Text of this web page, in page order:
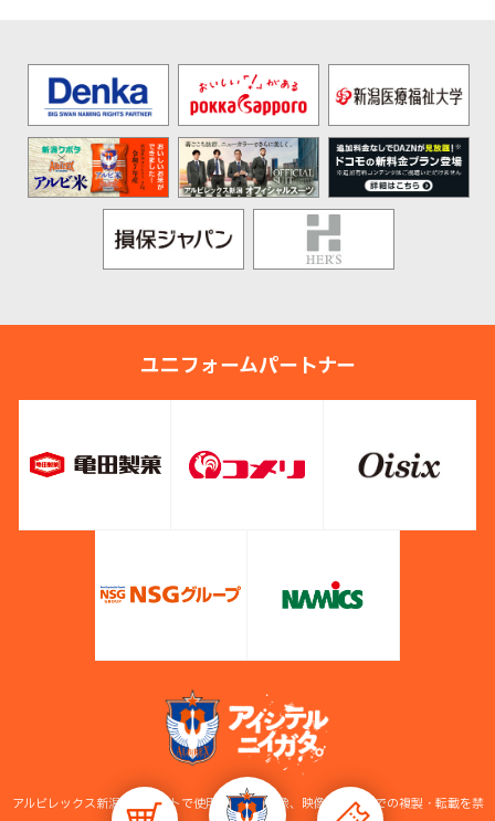
ユニフォームパートナー
アルビレックス新潟公式サイトで使用している画像、映像等の無断での複製・転載を禁